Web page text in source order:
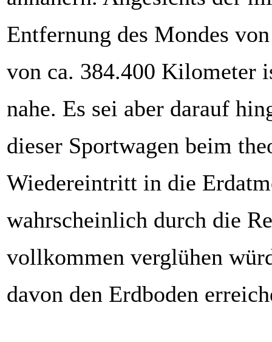
Entfernung des Mondes
von ca. 384.400 Kilometer
nahe. Es sei aber darauf
dieser Sportwagen beim
Wiedereintritt in die
wahrscheinlich durch die
vollkommen verglühen
davon den Erdboden